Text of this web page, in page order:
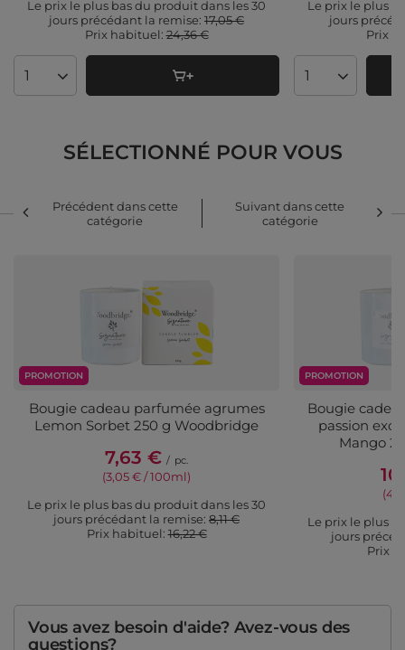
Le prix le plus bas du produit dans les 30
jours précédant la remise: 17,05 €
Prix ​​habituel:24,36 €
Quantité de produits
Le prix le plus
jours
Prix
Quantité de
SÉLECTIONNÉ POUR VOUS
Précédent dans cette
catégorie
Suivant dans cette
catégorie
PROMOTION
Bougie cadeau parfumée agrumes
Lemon Sorbet 250 g Woodbridge
7,63 € / pc.
(3,05 € / 100ml)
Le prix le plus bas du produit dans les 30
jours précédant la remise: 8,11 €
Prix ​​habituel:16,22 €
PROMOTION
Bougie
passion
Mango
Le prix le plus
jours
Prix
Vous avez besoin d'aide? Avez-vous des
questions?